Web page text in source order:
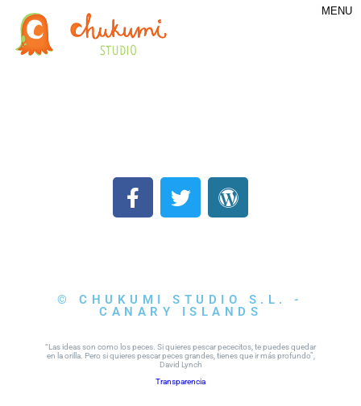
MENU
© CHUKUMI STUDIO S.L. -
CANARY ISLANDS
“Las ideas son como los peces. Si quieres pescar pececitos, te puedes quedar
en la orilla. Pero si quieres pescar peces grandes, tienes que ir más profundo”,
David Lynch
Transparencia